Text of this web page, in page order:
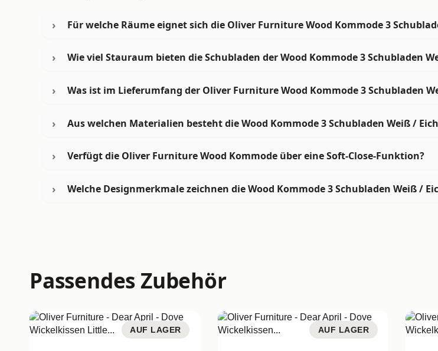
Für welche Räume eignet sich die Oliver Furniture Wood Kommode 3
Wie viel Stauraum bieten die Schubladen der Wood Kommode 3 Schubladen
Was ist im Lieferumfang der Oliver Furniture Wood Kommode 3 Schubladen
Aus welchen Materialien besteht die Wood Kommode 3 Schubladen Weiß /
Verfügt die Oliver Furniture Wood Kommode über eine Soft-Close-Funktion?
Welche Designmerkmale zeichnen die Wood Kommode 3 Schubladen Weiß /
Passendes Zubehör
AUF LAGER AUF LAGER